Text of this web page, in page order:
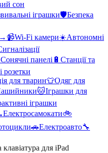
сон
іграшки🛡️Безпека
📹Wi-Fi камери☀️Автономні
Сонячні панелі 🔋 Станції та
розетки
для тварин👕Одяг для
🐱Іграшки для
іграшки
Електросамокати🚲
🚗Електроавто🔧
клавіатура для iPad